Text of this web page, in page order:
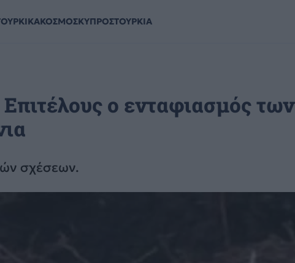
ΚΟΣΜΟΣΚΥΠΡΟΣΤΟΥΡΚΙΑ
ο ενταφιασμός των
σχέσεων.